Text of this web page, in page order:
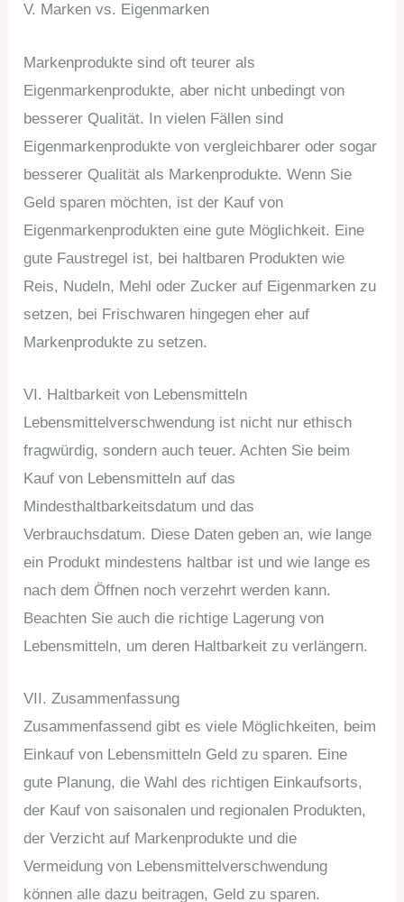
V. Marken vs. Eigenmarken
Markenprodukte sind oft teurer als
Eigenmarkenprodukte, aber nicht unbedingt von
besserer Qualität. In vielen Fällen sind
Eigenmarkenprodukte von vergleichbarer oder sogar
besserer Qualität als Markenprodukte. Wenn Sie
Geld sparen möchten, ist der Kauf von
Eigenmarkenprodukten eine gute Möglichkeit. Eine
gute Faustregel ist, bei haltbaren Produkten wie
Reis, Nudeln, Mehl oder Zucker auf Eigenmarken zu
setzen, bei Frischwaren hingegen eher auf
Markenprodukte zu setzen.
VI. Haltbarkeit von Lebensmitteln
Lebensmittelverschwendung ist nicht nur ethisch
fragwürdig, sondern auch teuer. Achten Sie beim
Kauf von Lebensmitteln auf das
Mindesthaltbarkeitsdatum und das
Verbrauchsdatum. Diese Daten geben an, wie lange
ein Produkt mindestens haltbar ist und wie lange es
nach dem Öffnen noch verzehrt werden kann.
Beachten Sie auch die richtige Lagerung von
Lebensmitteln, um deren Haltbarkeit zu verlängern.
VII. Zusammenfassung
Zusammenfassend gibt es viele Möglichkeiten, beim
Einkauf von Lebensmitteln Geld zu sparen. Eine
gute Planung, die Wahl des richtigen Einkaufsorts,
der Kauf von saisonalen und regionalen Produkten,
der Verzicht auf Markenprodukte und die
Vermeidung von Lebensmittelverschwendung
können alle dazu beitragen, Geld zu sparen.